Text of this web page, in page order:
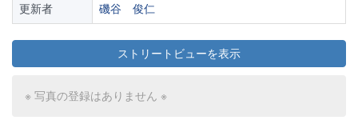
更新者
磯谷 俊仁
ストリートビューを表示
※ 写真の登録はありません ※